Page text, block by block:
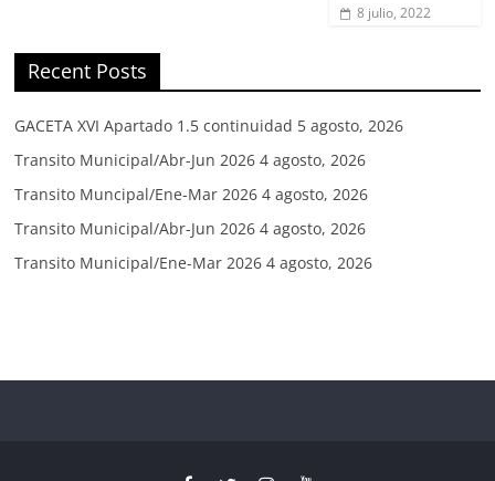
8 julio, 2022
Recent Posts
GACETA XVI Apartado 1.5 continuidad 5 agosto, 2026
Transito Municipal/Abr-Jun 2026 4 agosto, 2026
Transito Muncipal/Ene-Mar 2026 4 agosto, 2026
Transito Municipal/Abr-Jun 2026 4 agosto, 2026
Transito Municipal/Ene-Mar 2026 4 agosto, 2026